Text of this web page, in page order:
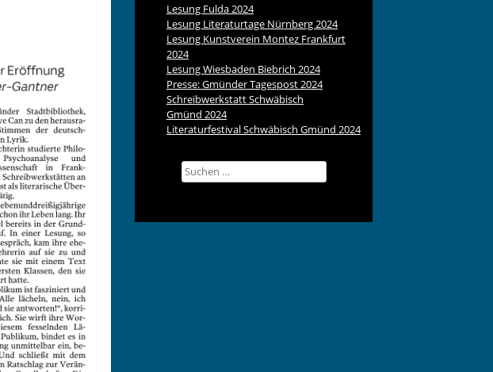
Lesung Fulda 2024
Lesung Literaturtage Nürnberg 2024
Lesung Kunstverein Montez Frankfurt
2024
Lesung Wiesbaden Biebrich 2024
Presse: Gmünder Tagespost 2024
Schreibwerkstatt Schwäbisch
Gmünd 2024
Literaturfestival Schwäbisch Gmünd 2024
Suchen
nach: